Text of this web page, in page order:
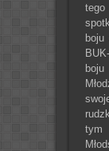
boju
tym